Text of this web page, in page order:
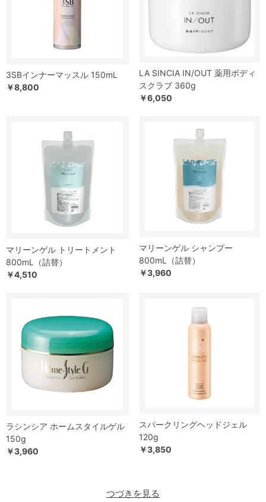
3SBインナーマッスル 150mL
￥8,800
LA SINCIA IN/OUT 薬用ボディ
スクラブ 360g
￥6,050
マリーンゲル トリートメント
800mL（詰替）
￥4,510
マリーンゲル シャンプー
800mL（詰替）
￥3,960
ラシンシア ホームスタイルゲル
150g
￥3,960
スパークリングヘッドジェル
120g
￥3,850
つづきを見る